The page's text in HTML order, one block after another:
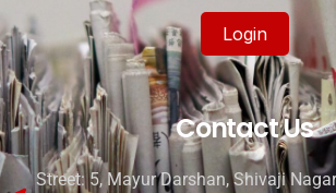
Login
Contact Us
Street: 5, Mayur Darshan, Shivaji